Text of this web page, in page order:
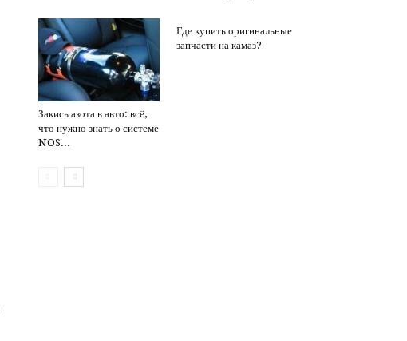
Закись азота в авто: всё,
что нужно знать о системе
NOS...
Где купить оригинальные
запчасти на камаз?